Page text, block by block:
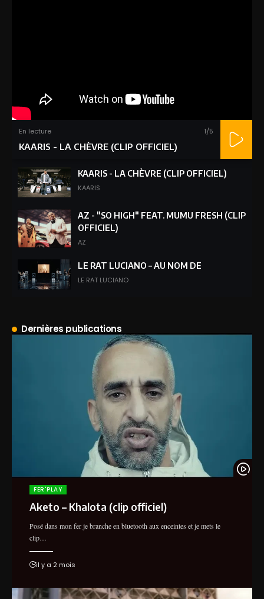
En lecture 1/5
KAARIS - LA CHÈVRE (CLIP OFFICIEL)
KAARIS - LA CHÈVRE (CLIP OFFICIEL)
KAARIS
AZ - "SO HIGH" FEAT. MUMU FRESH (CLIP
OFFICIEL)
AZ
LE RAT LUCIANO – AU NOM DE
LE RAT LUCIANO
WISHI
S-PION (IGD) - SOUS LE CAPOT EN
STUDIO
Enlivedufer
Dernières publications
FER'PLAY
Aketo – Khalota (clip officiel)
Posé dans mon fer je branche en bluetooth aux enceintes et je mets le
clip…
il y a 2 mois